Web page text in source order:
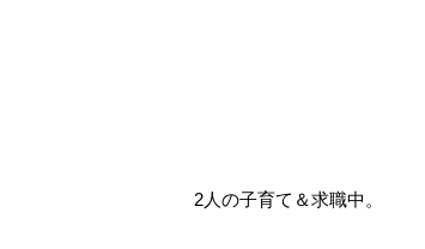
2人の子育て＆求職中。